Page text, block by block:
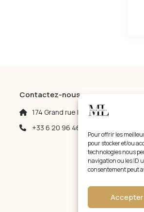
Pour offrir les
pour stocker et/ou
technologies nous
navigation ou les ID
consentement peut
Accepter
Contactez-nous
174 Grand rue haute 34200 Sète
+33 6 20 96 46 77